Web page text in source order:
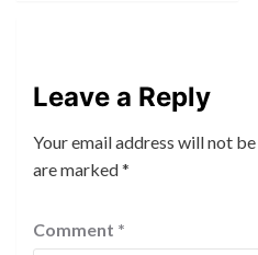
Leave a Reply
Your email address will not
are marked*
Comment *